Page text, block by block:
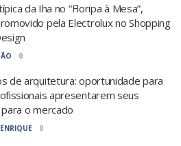
da Iha no “Floripa à Mesa”,
pela Electrolux no Shopping
0
de arquitetura: oportunidade para
apresentarem seus
o mercado
0